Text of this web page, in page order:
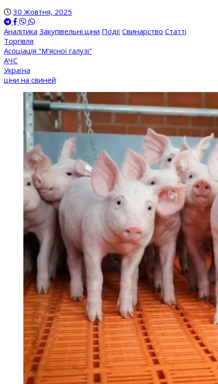
30 Жовтня, 2025
Аналітика Закупівельні ціни Події Свинарство Статті
Торгівля
Асоціація "М'ясної галузі"
АЧС
Україна
ціни на свиней